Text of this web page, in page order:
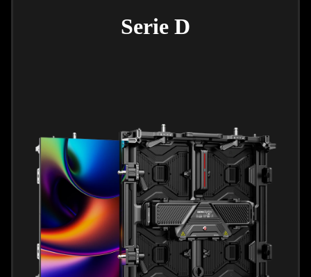
Serie D